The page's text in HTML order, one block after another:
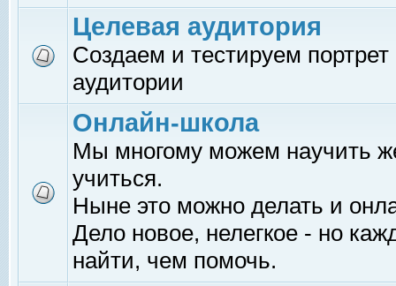
Целевая аудитория
Создаем и тестируем
аудитории
Онлайн-школа
Мы многому можем научить
учиться.
Ныне это можно делать и
Дело новое, нелегкое - но
найти, чем помочь.